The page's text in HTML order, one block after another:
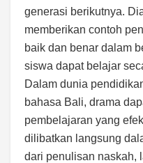
generasi berikutnya.
memberikan contoh
baik dan benar dalam
siswa dapat belajar
Dalam dunia
bahasa Bali, drama
pembelajaran yang
dilibatkan langsung
dari penulisan naskah,